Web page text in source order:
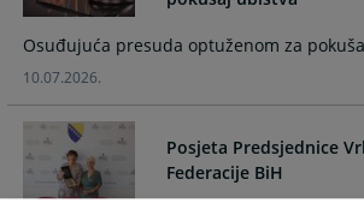
mark
key
to
get
the
keyboard
mark
to
get
the
keyboard
Osuđujuća presuda optuženom za
10.07.2026.
Posjeta Predsjednice
Federacije BiH